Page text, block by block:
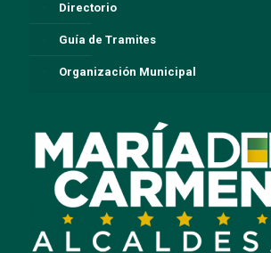
Directorio
Guía de Tramites
Organización Municipal